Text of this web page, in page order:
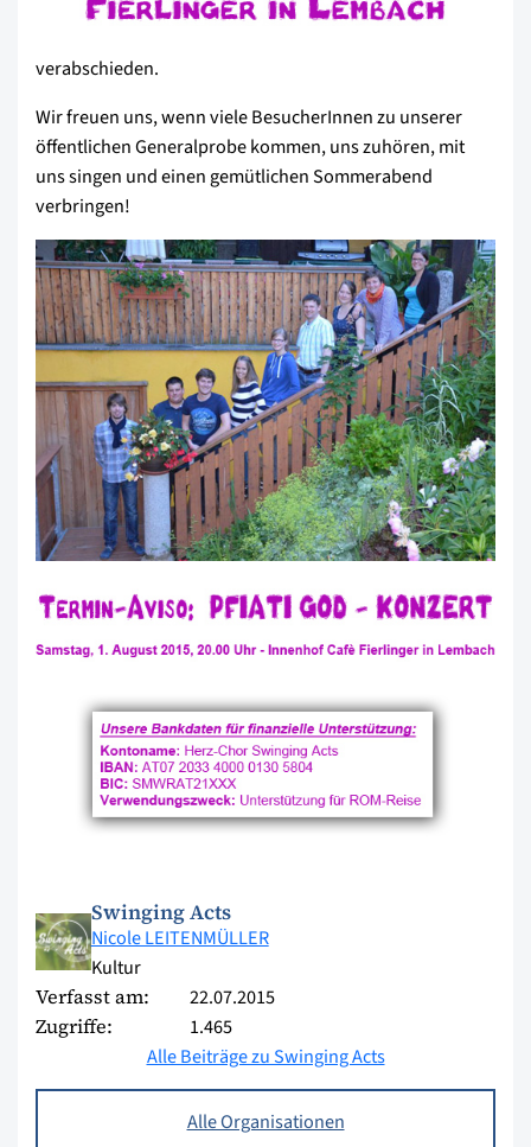
verabschieden.
Wir freuen uns, wenn viele BesucherInnen zu unserer
öffentlichen Generalprobe kommen, uns zuhören, mit
uns singen und einen gemütlichen Sommerabend
verbringen!
Swinging Acts
Nicole LEITENMÜLLER
Kultur
Verfasst am: 22.07.2015
Zugriffe:
1.465
Alle Beiträge zu Swinging Acts
Alle Organisationen